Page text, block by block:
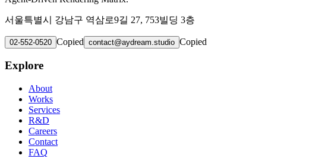
서울특별시 강남구 역삼로9길 27, 753빌딩 3층
02-552-0520 Copied contact@aydream.studio Copied
Explore
About
Works
Services
R&D
Careers
Contact
FAQ